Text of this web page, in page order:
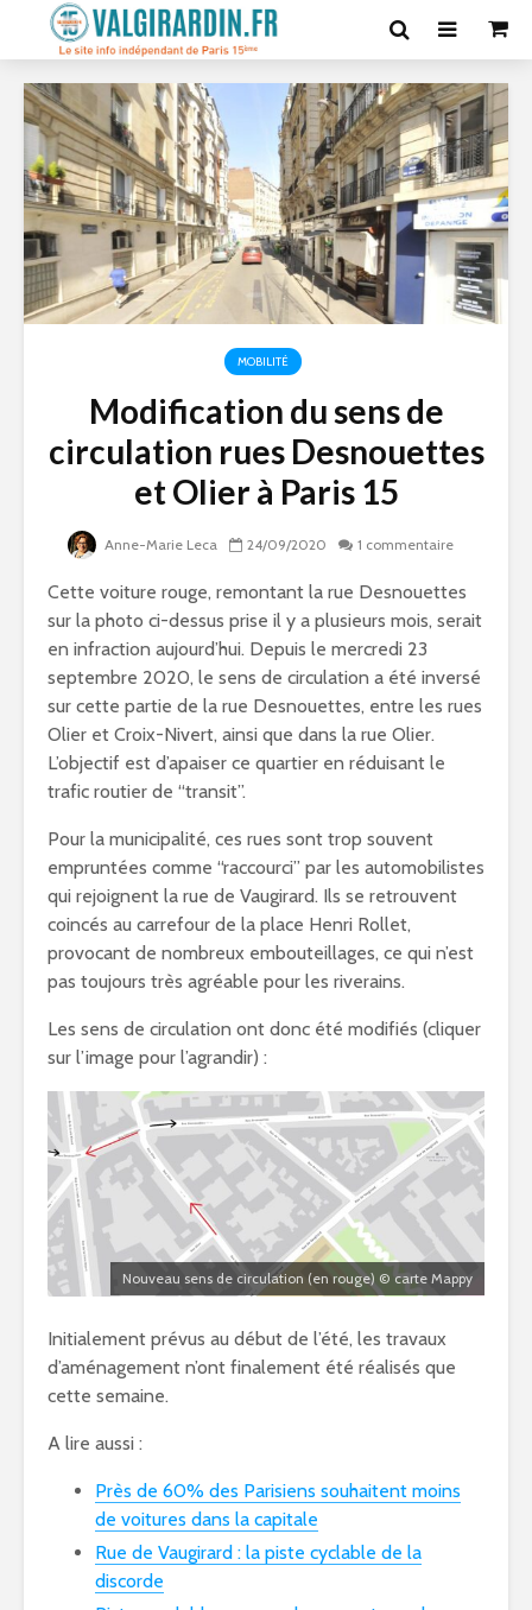
MOBILITÉ
Modification du sens de
circulation rues Desnouettes
et Olier à Paris 15
Anne-Marie Leca 24/09/2020 1 commentaire
Cette voiture rouge, remontant la rue Desnouettes
sur la photo ci-dessus prise il y a plusieurs mois, serait
en infraction aujourd’hui. Depuis le mercredi 23
septembre 2020, le sens de circulation a été inversé
sur cette partie de la rue Desnouettes, entre les rues
Olier et Croix-Nivert, ainsi que dans la rue Olier.
L’objectif est d’apaiser ce quartier en réduisant le
trafic routier de “transit”.
Pour la municipalité, ces rues sont trop souvent
empruntées comme “raccourci” par les automobilistes
qui rejoignent la rue de Vaugirard. Ils se retrouvent
coincés au carrefour de la place Henri Rollet,
provocant de nombreux embouteillages, ce qui n’est
pas toujours très agréable pour les riverains.
Les sens de circulation ont donc été modifiés (cliquer
sur l’image pour l’agrandir) :
Nouveau sens de circulation (en rouge) © carte Mappy
Initialement prévus au début de l’été, les travaux
d’aménagement n’ont finalement été réalisés que
cette semaine.
A lire aussi :
Près de 60% des Parisiens souhaitent moins
de voitures dans la capitale
Rue de Vaugirard : la piste cyclable de la
discorde